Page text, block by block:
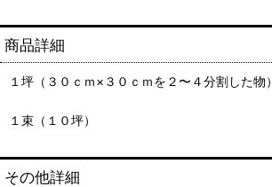
商品詳細
１坪（３０ｃｍ×３０ｃｍを２〜４分割した物）
１束（１０坪）
その他詳細